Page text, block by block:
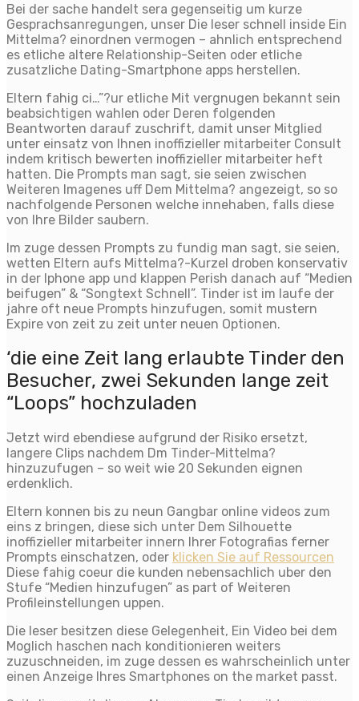
Bei der sache handelt sera gegenseitig um kurze
Gesprachsanregungen, unser Die leser schnell inside Ein
Mittelma? einordnen vermogen – ahnlich entsprechend
es etliche altere Relationship-Seiten oder etliche
zusatzliche Dating-Smartphone apps herstellen.
Eltern fahig ci…”?ur etliche Mit vergnugen bekannt sein
beabsichtigen wahlen oder Deren folgenden
Beantworten darauf zuschrift, damit unser Mitglied
unter einsatz von Ihnen inoffizieller mitarbeiter Consult
indem kritisch bewerten inoffizieller mitarbeiter heft
hatten. Die Prompts man sagt, sie seien zwischen
Weiteren Imagenes uff Dem Mittelma? angezeigt, so so
nachfolgende Personen welche innehaben, falls diese
von Ihre Bilder saubern.
Im zuge dessen Prompts zu fundig man sagt, sie seien,
wetten Eltern aufs Mittelma?-Kurzel droben konservativ
in der Iphone app und klappen Perish danach auf “Medien
beifugen” & “Songtext Schnell”. Tinder ist im laufe der
jahre oft neue Prompts hinzufugen, somit mustern
Expire von zeit zu zeit unter neuen Optionen.
‘die eine Zeit lang erlaubte Tinder den
Besucher, zwei Sekunden lange zeit
“Loops” hochzuladen
Jetzt wird ebendiese aufgrund der Risiko ersetzt,
langere Clips nachdem Dm Tinder-Mittelma?
hinzuzufugen – so weit wie 20 Sekunden eignen
erdenklich.
Eltern konnen bis zu neun Gangbar online videos zum
eins z bringen, diese sich unter Dem Silhouette
inoffizieller mitarbeiter innern Ihrer Fotografi­as ferner
Prompts einschatzen, oder klicken Sie auf Ressourcen
Diese fahig coeur die kunden nebensachlich uber den
Stufe “Medien hinzufugen” as part of Weiteren
Profileinstellungen uppen.
Die leser besitzen diese Gelegenheit, Ein Video bei dem
Moglich haschen nach konditionieren weiters
zuzuschneiden, im zuge dessen es wahrscheinlich unter
einen Anzeige Ihres Smartphones on the market passt.